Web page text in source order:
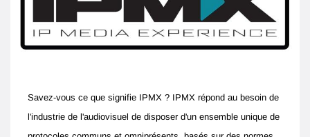
Savez-vous ce que signifie IPMX ? IPMX répond au besoin de
l'industrie de l'audiovisuel de disposer d'un ensemble unique de